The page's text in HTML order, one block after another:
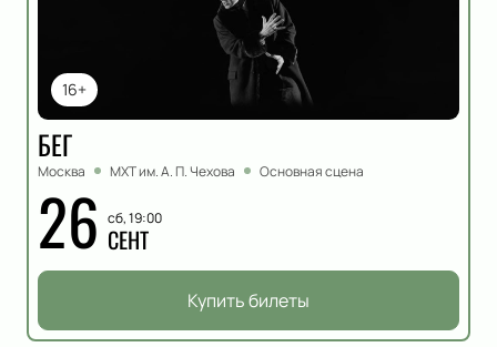
16+
БЕГ
Москва МХТ им. А. П. Чехова Основная сцена
26 сб, 19:00
СЕНТ
Купить билеты